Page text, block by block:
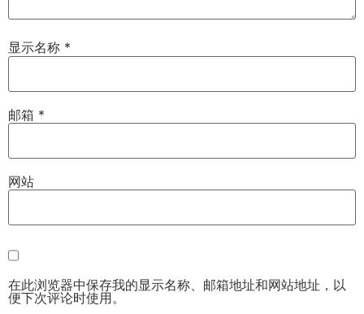
显示名称 *
邮箱 *
网站
在此浏览器中保存我的显示名称、邮箱地址和网站地址，以
便下次评论时使用。